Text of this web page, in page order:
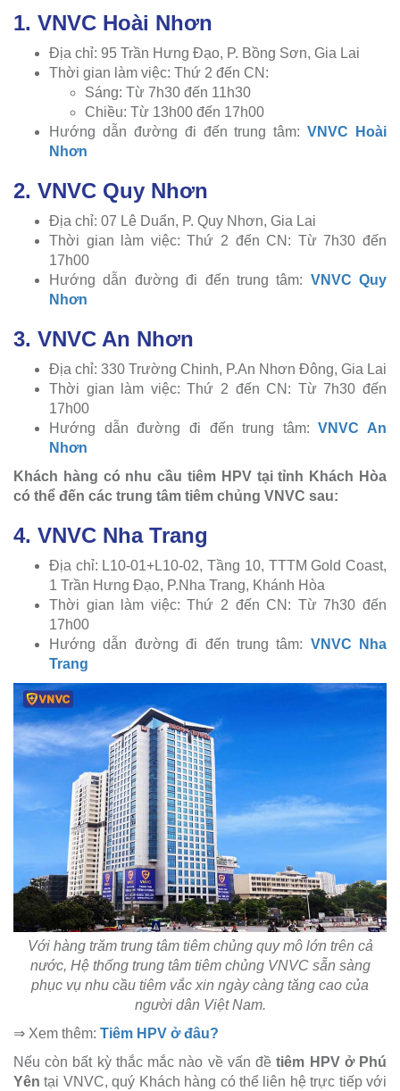
1. VNVC Hoài Nhơn
Địa chỉ: 95 Trần Hưng Đạo, P. Bồng Sơn, Gia Lai
Thời gian làm việc: Thứ 2 đến CN:
Sáng: Từ 7h30 đến 11h30
Chiều: Từ 13h00 đến 17h00
Hướng dẫn đường đi đến trung tâm:VNVC Hoài
Nhơn
2. VNVC Quy Nhơn
Địa chỉ: 07 Lê Duẩn, P. Quy Nhơn, Gia Lai
Thời gian làm việc: Thứ 2 đến CN: Từ 7h30 đến
17h00
Hướng dẫn đường đi đến trung tâm: VNVC Quy
Nhơn
3. VNVC An Nhơn
Địa chỉ: 330 Trường Chinh, P.An Nhơn Đông, Gia Lai
Thời gian làm việc: Thứ 2 đến CN: Từ 7h30 đến
17h00
Hướng dẫn đường đi đến trung tâm:VNVC An
Nhơn
Khách hàng có nhu cầu tiêm HPV tại tỉnh Khách Hòa
có thể đến các trung tâm tiêm chủng VNVC sau:
4. VNVC Nha Trang
Địa chỉ: L10-01+L10-02, Tầng 10, TTTM Gold Coast,
1 Trần Hưng Đạo, P.Nha Trang, Khánh Hòa
Thời gian làm việc: Thứ 2 đến CN: Từ 7h30 đến
17h00
Hướng dẫn đường đi đến trung tâm: VNVC Nha
Trang
Với hàng trăm trung tâm tiêm chủng quy mô lớn trên cả
nước, Hệ thống trung tâm tiêm chủng VNVC sẵn sàng
phục vụ nhu cầu tiêm vắc xin ngày càng tăng cao của
người dân Việt Nam.
⇒ Xem thêm: Tiêm HPV ở đâu?
Nếu còn bất kỳ thắc mắc nào về vấn đềtiêm HPV ở Phú
Yên tại VNVC, quý Khách hàng có thể liên hệ trực tiếp với